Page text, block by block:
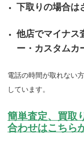
下取りの場合は
他店でマイナス
ー・カスタムカ
電話の時間が取れない
しています。
簡単査定、買取
合わせはこちら